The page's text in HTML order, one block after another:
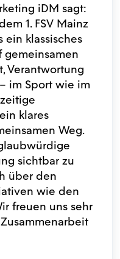
iDM sagt:
1. FSV Mainz
ein klassisches
gemeinsamen
Verantwortung
im Sport wie im
klares
Weg.
sichtbar zu
über den
wie den
freuen uns sehr